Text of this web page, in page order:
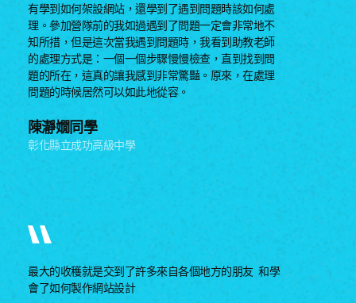
陳瀞嫺同學
彰化縣立成功高級中學
有學到如何架設網站，還學到了遇到問題時該如何處
理。參加營隊前的我如過遇到了問題一定會非常地不
知所措，但是這次當我遇到問題時，我看到助教老師
的處理方式是：一個一個步驟慢慢檢查，直到找到問
題的所在，這真的讓我感到非常驚豔。原來，在處理
問題的時候居然可以如此地從容。
最大的收穫就是交到了許多來自各個地方的朋友 和學
會了如何製作網站設計